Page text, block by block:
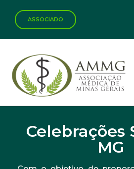
ASSOCIADO
Celebrações
MG